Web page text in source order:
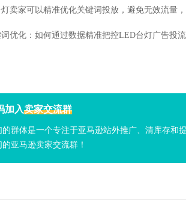
卖家可以精准优化关键词投放，避免无效流量，
优化：如何通过数据精准把控LED台灯广告投
加入卖家交流群
的群体是一个专注于亚马逊站外推广、清库存和
亚马逊卖家交流群！